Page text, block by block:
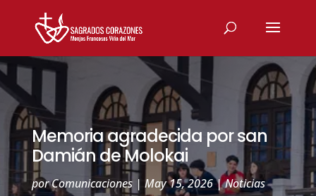
Memoria agradecida por san
Damián de Molokai
porComunicaciones| May 15, 2026|Noticias